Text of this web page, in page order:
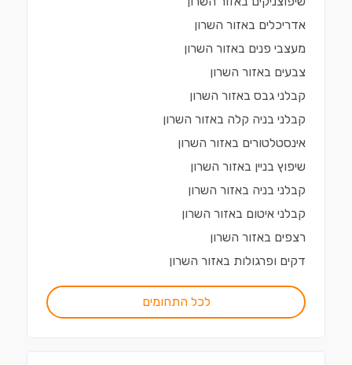
אדריכלים באזור השרון
מעצבי פנים באזור השרון
צבעים באזור השרון
קבלני גבס באזור השרון
קבלני בניה קלה באזור השרון
אינסטלטורים באזור השרון
שיפוץ בניין באזור השרון
קבלני בניה באזור השרון
קבלני איטום באזור השרון
רצפים באזור השרון
דקים ופרגולות באזור השרון
לכל התחומים